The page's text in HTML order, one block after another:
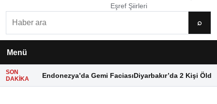
Eşref Şiirleri
⌕
Menü
SON
DAKIKA
Endonezya’da Gemi FaciasıDiyarbakır’da 2 Kişi Öldü